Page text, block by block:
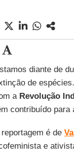
diante de
de
a Revolução
contribuído para
reportagem é de
e